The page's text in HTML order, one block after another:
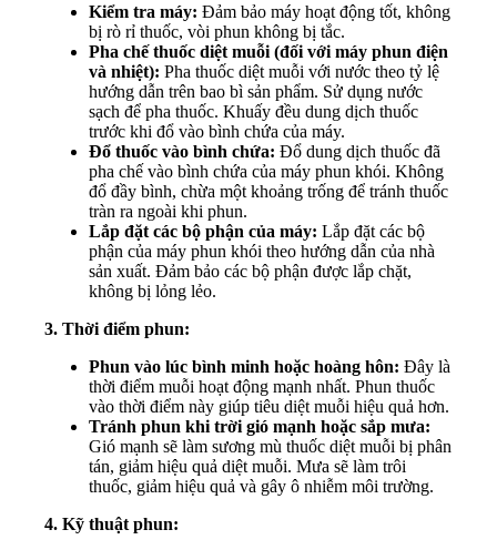
Kiểm tra máy: Đảm bảo máy hoạt động tốt, không
bị rò rỉ thuốc, vòi phun không bị tắc.
Pha chế thuốc diệt muỗi (đối với máy phun điện
và nhiệt): Pha thuốc diệt muỗi với nước theo tỷ lệ
hướng dẫn trên bao bì sản phẩm. Sử dụng nước
sạch để pha thuốc. Khuấy đều dung dịch thuốc
trước khi đổ vào bình chứa của máy.
Đổ thuốc vào bình chứa: Đổ dung dịch thuốc đã
pha chế vào bình chứa của máy phun khói. Không
đổ đầy bình, chừa một khoảng trống để tránh thuốc
tràn ra ngoài khi phun.
Lắp đặt các bộ phận của máy: Lắp đặt các bộ
phận của máy phun khói theo hướng dẫn của nhà
sản xuất. Đảm bảo các bộ phận được lắp chặt,
không bị lỏng lẻo.
3. Thời điểm phun:
Phun vào lúc bình minh hoặc hoàng hôn: Đây là
thời điểm muỗi hoạt động mạnh nhất. Phun thuốc
vào thời điểm này giúp tiêu diệt muỗi hiệu quả hơn.
Tránh phun khi trời gió mạnh hoặc sắp mưa:
Gió mạnh sẽ làm sương mù thuốc diệt muỗi bị phân
tán, giảm hiệu quả diệt muỗi. Mưa sẽ làm trôi
thuốc, giảm hiệu quả và gây ô nhiễm môi trường.
4. Kỹ thuật phun: